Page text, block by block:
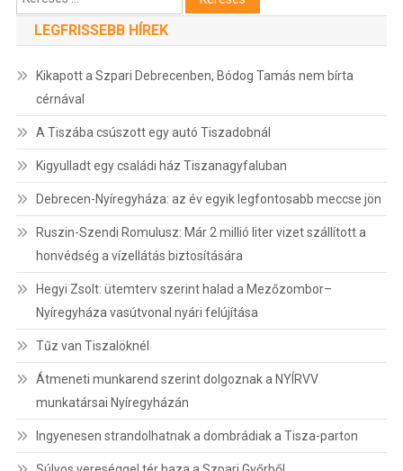
LEGFRISSEBB HÍREK
Kikapott a Szpari Debrecenben, Bódog Tamás nem bírta
cérnával
A Tiszába csúszott egy autó Tiszadobnál
Kigyulladt egy családi ház Tiszanagyfaluban
Debrecen-Nyíregyháza: az év egyik legfontosabb meccse jön
Ruszin-Szendi Romulusz: Már 2 millió liter vizet szállított a
honvédség a vízellátás biztosítására
Hegyi Zsolt: ütemterv szerint halad a Mezőzombor–
Nyíregyháza vasútvonal nyári felújítása
Tűz van Tiszalöknél
Átmeneti munkarend szerint dolgoznak a NYÍRVV
munkatársai Nyíregyházán
Ingyenesen strandolhatnak a dombrádiak a Tisza-parton